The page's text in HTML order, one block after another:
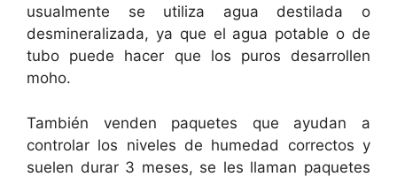
usualmente se utiliza agua destilada o
desmineralizada, ya que el agua potable o de
tubo puede hacer que los puros desarrollen
moho.
También venden paquetes que ayudan a
controlar los niveles de humedad correctos y
suelen durar 3 meses, se les llaman paquetes